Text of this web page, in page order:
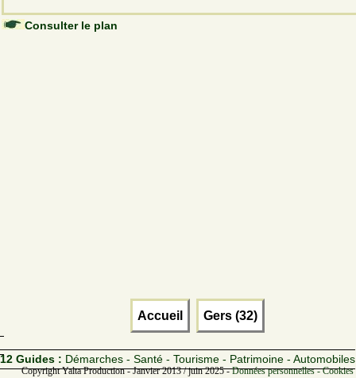
Consulter le plan
Accueil Gers (32)
12 Guides : Démarches - Santé - Tourisme - Patrimoine - Automobiles
Copyright Yalta Production - Janvier 2013 / juin 2025 -Données personnelles -